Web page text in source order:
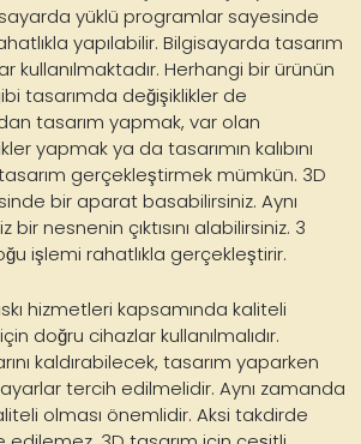
yüklü programlar sayesinde
yapılabilir. Bilgisayarda tasarım
kullanılmaktadır. Herhangi bir ürünün
tasarımda değişiklikler de
tasarım yapmak, var olan
yapmak ya da tasarımın kalıbını
gerçekleştirmek mümkün. 3D
bir aparat basabilirsiniz. Aynı
nesnenin çıktısını alabilirsiniz. 3
işlemi rahatlıkla gerçekleştirir.
hizmetleri kapsamında kaliteli
doğru cihazlar kullanılmalıdır.
kaldırabilecek, tasarım yaparken
tercih edilmelidir. Aynı zamanda
olması önemlidir. Aksi takdirde